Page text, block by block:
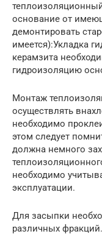
основание от
демонтировать
имеется):Укладка
керамзита
гидроизоляцию
Монтаж
осуществлять
необходимо
этом следует
должна немного
необходимо
эксплуатации.
Для засыпки
различных